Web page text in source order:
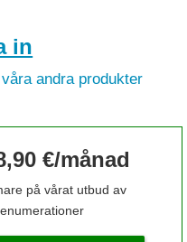
in
våra andra produkter
€/månad
på vårat utbud av